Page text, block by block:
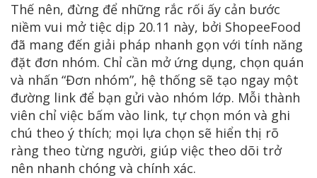
Thế nên, đừng để những rắc rối ấy cản bước
niềm vui mở tiệc dịp 20.11 này, bởi ShopeeFood
đã mang đến giải pháp nhanh gọn với tính năng
đặt đơn nhóm. Chỉ cần mở ứng dụng, chọn quán
và nhấn “Đơn nhóm”, hệ thống sẽ tạo ngay một
đường link để bạn gửi vào nhóm lớp. Mỗi thành
viên chỉ việc bấm vào link, tự chọn món và ghi
chú theo ý thích; mọi lựa chọn sẽ hiển thị rõ
ràng theo từng người, giúp việc theo dõi trở
nên nhanh chóng và chính xác.